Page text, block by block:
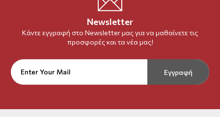
Newsletter
Κάντε εγγραφή στο Newsletter μας για να μαθαίνετε τις
προσφορές και τα νέα μας!
Εγγραφή